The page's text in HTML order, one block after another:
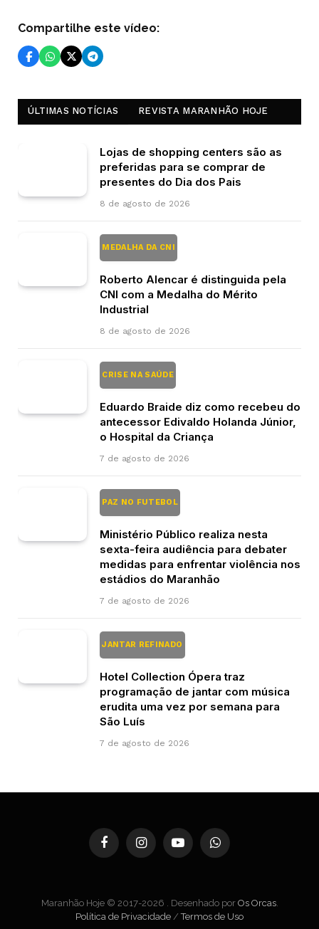
Compartilhe este vídeo:
ÚLTIMAS NOTÍCIAS REVISTA MARANHÃO HOJE
Lojas de shopping centers são as
preferidas para se comprar de
presentes do Dia dos Pais
8 de agosto de 2026
MEDALHA DA CNI
Roberto Alencar é distinguida pela
CNI com a Medalha do Mérito
Industrial
8 de agosto de 2026
CRISE NA SAÚDE
Eduardo Braide diz como recebeu do
antecessor Edivaldo Holanda Júnior,
o Hospital da Criança
7 de agosto de 2026
PAZ NO FUTEBOL
Ministério Público realiza nesta
sexta-feira audiência para debater
medidas para enfrentar violência nos
estádios do Maranhão
7 de agosto de 2026
JANTAR REFINADO
Hotel Collection Ópera traz
programação de jantar com música
erudita uma vez por semana para
São Luís
7 de agosto de 2026
FacebookInstagramYouTubeWhatsApp
Maranhão Hoje © 2017-2026 . Desenhado por Os Orcas.
Política de Privacidade /Termos de Uso